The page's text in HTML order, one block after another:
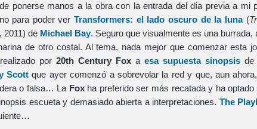
ponerse manos a la obra con la entrada del día previa a mi
para poder verTransformers: el lado oscuro de la luna(
2011) de Michael Bay. Seguro que visualmente es una burrada,
de otro costal. Al tema, nada mejor que comenzar esta
por 20th Century Foxaesa supuesta sinopsis de
Scottque ayer comenzó a sobrevolar la red y que, aun
o falsa… La Foxha preferido ser más recatada y ha optado
escueta y demasiado abierta a interpretaciones. The